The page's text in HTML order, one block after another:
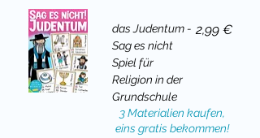
das Judentum -
Sag es nicht
Spiel für
Religion in der
Grundschule
Preis
2,99 €
3 Materialien kaufen,
eins gratis bekommen!